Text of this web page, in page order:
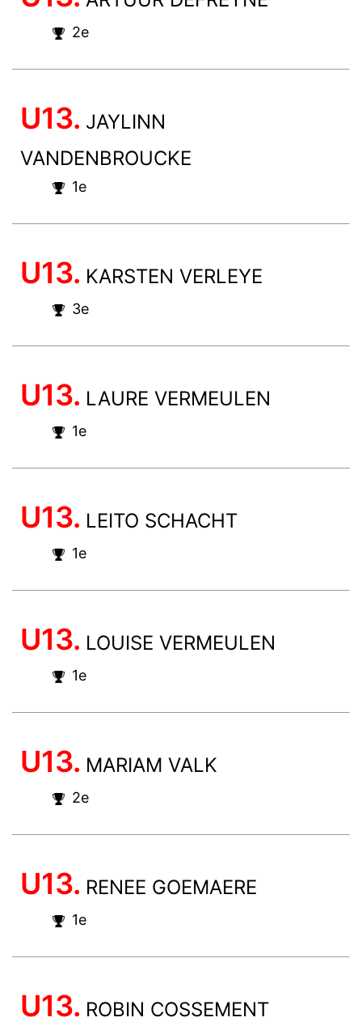
2e
U13. JAYLINN
VANDENBROUCKE
1e
U13. KARSTEN VERLEYE
3e
U13. LAURE VERMEULEN
1e
U13. LEITO SCHACHT
1e
U13. LOUISE VERMEULEN
1e
U13. MARIAM VALK
2e
U13. RENEE GOEMAERE
1e
U13. ROBIN COSSEMENT